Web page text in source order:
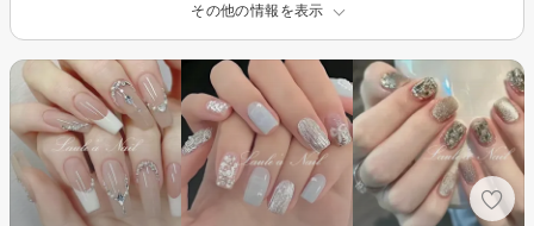
その他の情報を表示